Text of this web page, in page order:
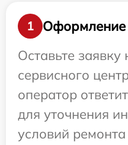
1
Оформление
Оставьте заявку
сервисного
оператор
для уточнения
условий